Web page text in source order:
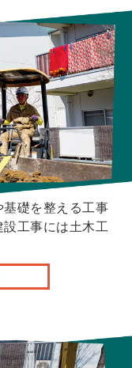
礎を整える工事
工事には土木工